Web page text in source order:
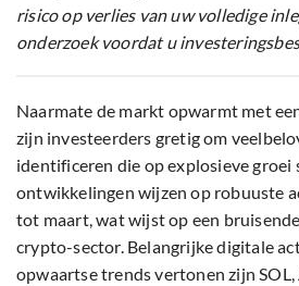
risico op verlies van uw volledige
onderzoek voordat u
Naarmate de markt opwarmt met
zijn investeerders gretig om
identificeren die op explosieve groei
ontwikkelingen wijzen op robuuste
tot maart, wat wijst op een
crypto-sector. Belangrijke digitale
opwaartse trends vertonen zijn SOL,